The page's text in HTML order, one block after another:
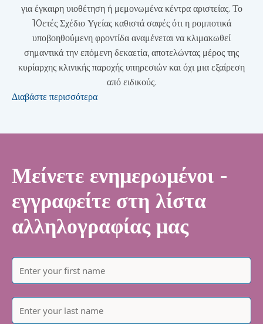
για έγκαιρη υιοθέτηση ή μεμονωμένα κέντρα αριστείας. Το
10ετές Σχέδιο Υγείας καθιστά σαφές ότι η ρομποτικά
υποβοηθούμενη φροντίδα αναμένεται να κλιμακωθεί
σημαντικά την επόμενη δεκαετία, αποτελώντας μέρος της
κυρίαρχης κλινικής παροχής υπηρεσιών και όχι μια εξαίρεση
από ειδικούς.
Διαβάστε περισσότερα
Μείνετε ενημερωμένοι -
εγγραφείτε στη λίστα
αλληλογραφίας μας